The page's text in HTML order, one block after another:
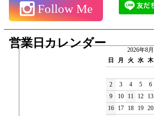
Follow Me
営業日カレンダー
2026年8月
日
月 火 水 木
2
3 4 5 6
9
10 11 12 13
16
17 18 19 20